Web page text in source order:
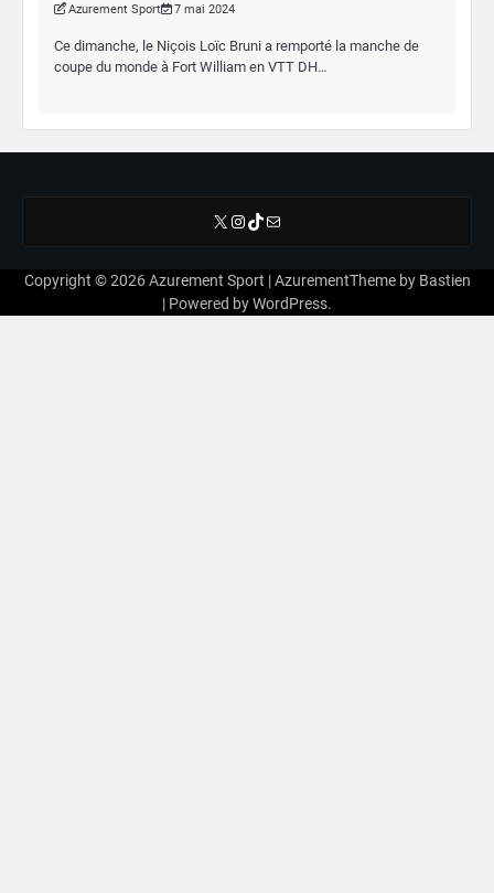
Azurement Sport 7 mai 2024
Ce dimanche, le Niçois Loïc Bruni a remporté la manche de
coupe du monde à Fort William en VTT DH…
X Instagram
TikTok
E-mail
Copyright © 2026Azurement Sport | AzurementTheme by Bastien
| Powered byWordPress.